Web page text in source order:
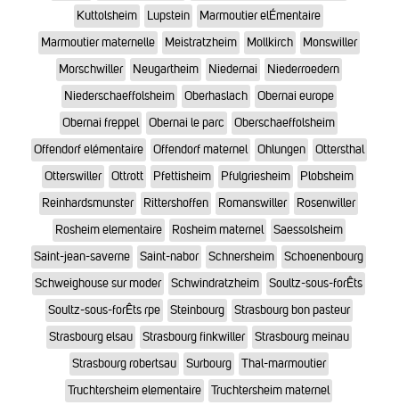
Kuttolsheim
Lupstein
Marmoutier elÉmentaire
Marmoutier maternelle
Meistratzheim Mollkirch
Monswiller
Morschwiller
Neugartheim Niedernai
Niederroedern
Niederschaeffolsheim
Oberhaslach
Obernai europe
Obernai freppel
Obernai le parc
Oberschaeffolsheim
Offendorf elémentaire
Offendorf maternel Ohlungen
Ottersthal
Otterswiller
Ottrott Pfettisheim Pfulgriesheim
Plobsheim
Reinhardsmunster
Rittershoffen Romanswiller
Rosenwiller
Rosheim elementaire
Rosheim maternel
Saessolsheim
Saint-jean-saverne
Saint-nabor Schnersheim
Schoenenbourg
Schweighouse sur moder
Schwindratzheim
Soultz-sous-forÊts
Soultz-sous-forÊts rpe
Steinbourg
Strasbourg bon pasteur
Strasbourg elsau
Strasbourg finkwiller
Strasbourg meinau
Strasbourg robertsau
Surbourg
Thal-marmoutier
Truchtersheim elementaire
Truchtersheim maternel